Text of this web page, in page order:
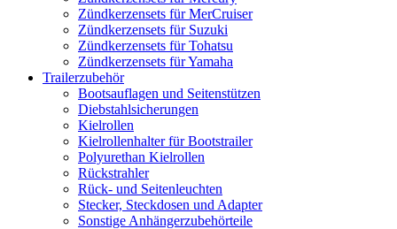
Zündkerzensets für MerCruiser
Zündkerzensets für Suzuki
Zündkerzensets für Tohatsu
Zündkerzensets für Yamaha
Trailerzubehör
Bootsauflagen und Seitenstützen
Diebstahlsicherungen
Kielrollen
Kielrollenhalter für Bootstrailer
Polyurethan Kielrollen
Rückstrahler
Rück- und Seitenleuchten
Stecker, Steckdosen und Adapter
Sonstige Anhängerzubehörteile